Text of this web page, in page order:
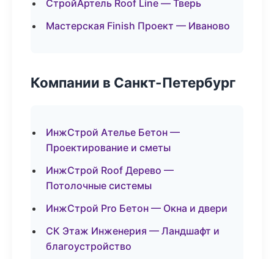
СтройАртель Roof Line — Тверь
Мастерская Finish Проект — Иваново
Компании в Санкт-Петербург
ИнжСтрой Ателье Бетон —
Проектирование и сметы
ИнжСтрой Roof Дерево —
Потолочные системы
ИнжСтрой Pro Бетон — Окна и двери
СК Этаж Инженерия — Ландшафт и
благоустройство